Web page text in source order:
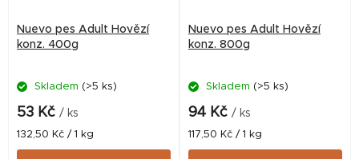
o
Nuevo pes Adult Hovězí
konz. 400g
Skladem (>5 ks)
53 Kč / ks
Měrná
cena:
132,50 Kč / 1 kg
Nuevo pes Adult Hovězí
konz. 800g
Skladem (>5 ks)
94 Kč / ks
Měrná
cena:
117,50 Kč / 1 kg